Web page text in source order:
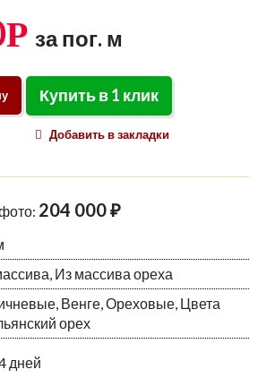
Р за пог. м
Купить в 1 клик
Добавить в закладки
204 000 ₽
Из массива ореха
Венге, Ореховые, Цвета
орех
дней